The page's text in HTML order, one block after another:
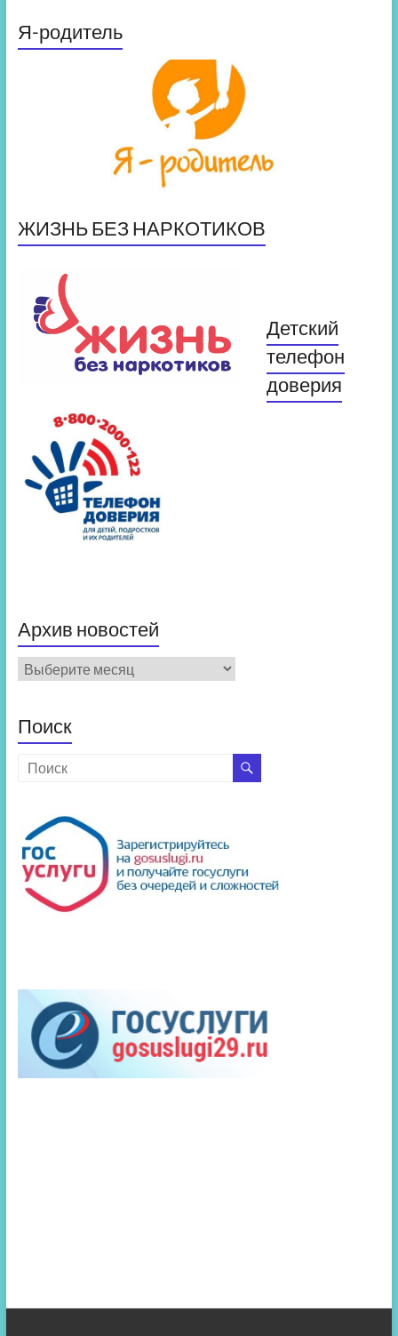
Я-родитель
ЖИЗНЬ БЕЗ НАРКОТИКОВ
Детский
телефон
доверия
Архив новостей
Архив
новостей
Поиск